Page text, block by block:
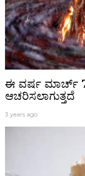
ಈ ವರ್ಷ ಮಾರ್ಚ್
ಆಚರಿಸಲಾಗುತ್ತದೆ
3 years ago